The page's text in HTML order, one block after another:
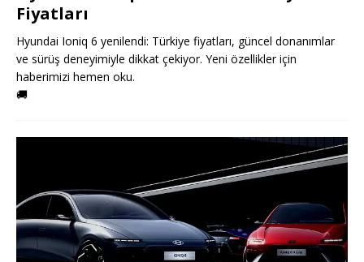
Fiyatları
Hyundai Ioniq 6 yenilendi: Türkiye fiyatları, güncel donanımlar
ve sürüş deneyimiyle dikkat çekiyor. Yeni özellikler için
haberimizi hemen oku.
🚚